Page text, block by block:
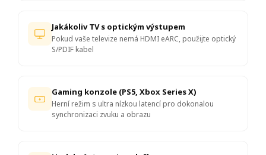
Jakákoliv TV s optickým výstupem
Pokud vaše televize nemá HDMI eARC, použijte optický
S/PDIF kabel
Gaming konzole (PS5, Xbox Series X)
Herní režim s ultra nízkou latencí pro dokonalou
synchronizaci zvuku a obrazu